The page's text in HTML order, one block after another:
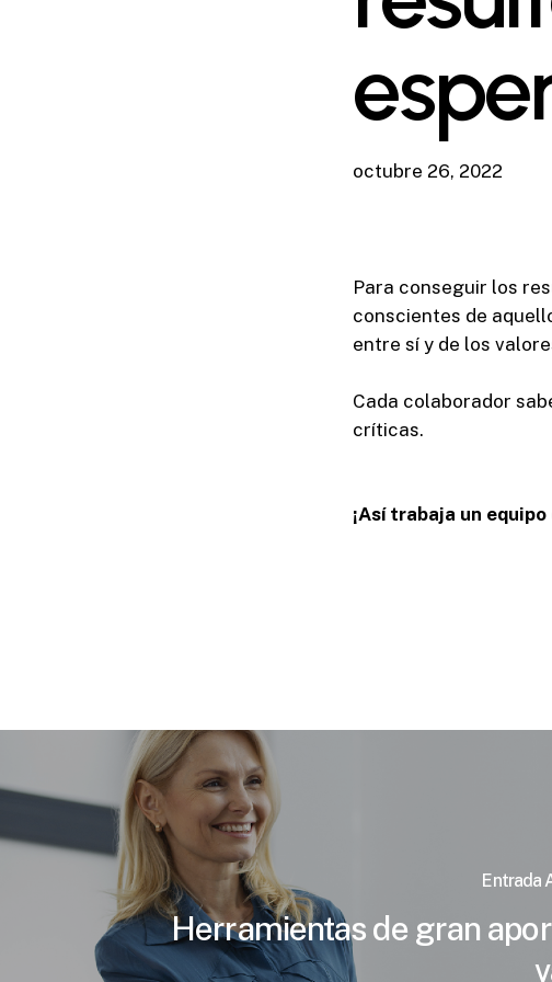
octubre 26, 2022
Para conseguir los
conscientes de
entre sí y de los
Cada colaborador
críticas.
¡Así trabaja un
Entrada
Herramientas de gran